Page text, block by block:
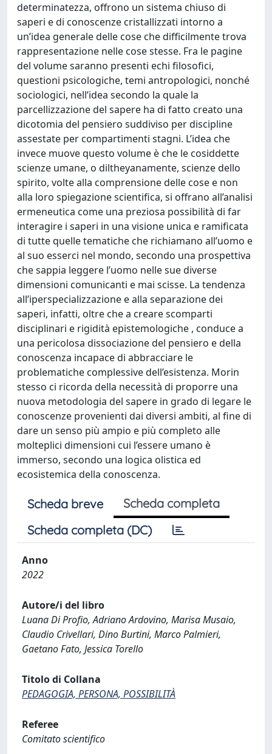
determinatezza, offrono un sistema chiuso di
saperi e di conoscenze cristallizzati intorno a
un’idea generale delle cose che difficilmente trova
rappresentazione nelle cose stesse. Fra le pagine
del volume saranno presenti echi filosofici,
questioni psicologiche, temi antropologici, nonché
sociologici, nell’idea secondo la quale la
parcellizzazione del sapere ha di fatto creato una
dicotomia del pensiero suddiviso per discipline
assestate per compartimenti stagni. L’idea che
invece muove questo volume è che le cosiddette
scienze umane, o diltheyanamente, scienze dello
spirito, volte alla comprensione delle cose e non
alla loro spiegazione scientifica, si offrano all’analisi
ermeneutica come una preziosa possibilità di far
interagire i saperi in una visione unica e ramificata
di tutte quelle tematiche che richiamano all’uomo e
al suo esserci nel mondo, secondo una prospettiva
che sappia leggere l’uomo nelle sue diverse
dimensioni comunicanti e mai scisse. La tendenza
all’iperspecializzazione e alla separazione dei
saperi, infatti, oltre che a creare scomparti
disciplinari e rigidità epistemologiche , conduce a
una pericolosa dissociazione del pensiero e della
conoscenza incapace di abbracciare le
problematiche complessive dell’esistenza. Morin
stesso ci ricorda della necessità di proporre una
nuova metodologia del sapere in grado di legare le
conoscenze provenienti dai diversi ambiti, al fine di
dare un senso più ampio e più completo alle
molteplici dimensioni cui l’essere umano è
immerso, secondo una logica olistica ed
ecosistemica della conoscenza.
Scheda breve
Scheda completa
Scheda completa (DC)
Anno
2022
Autore/i del libro
Luana Di Profio, Adriano Ardovino, Marisa Musaio,
Claudio Crivellari, Dino Burtini, Marco Palmieri,
Gaetano Fato, Jessica Torello
Titolo di Collana
PEDAGOGIA, PERSONA, POSSIBILITÀ
Referee
Comitato scientifico